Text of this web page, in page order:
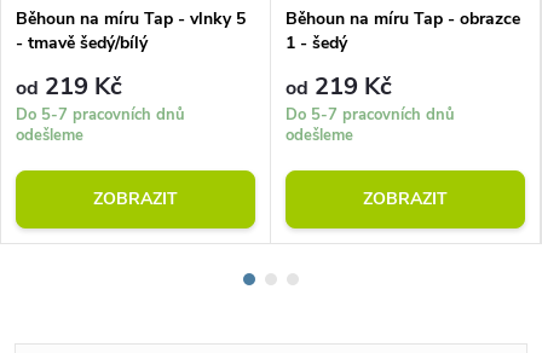
Běhoun na míru Tap - vlnky 5
- tmavě šedý/bílý
od 219 Kč
Do 5-7 pracovních dnů
odešleme
ZOBRAZIT
Běhoun na míru Tap - obrazce
1 - šedý
od 219 Kč
Do 5-7 pracovních dnů
odešleme
ZOBRAZIT